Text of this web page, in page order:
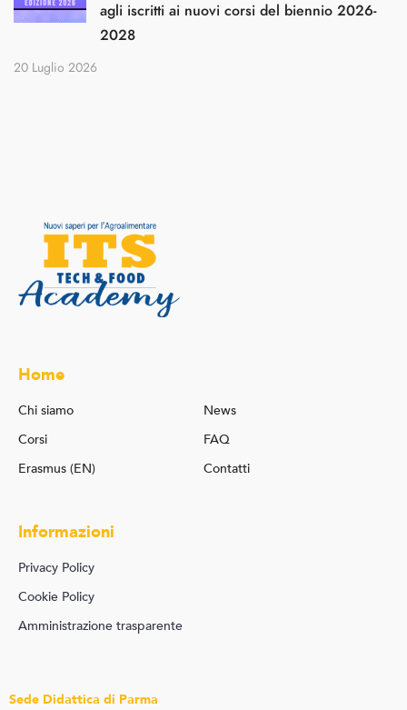
agli iscritti ai nuovi corsi del biennio 2026-
2028
20 Luglio 2026
Home
Chi siamo
Corsi
Erasmus (EN)
News
FAQ
Contatti
Informazioni
Privacy Policy
Cookie Policy
Amministrazione trasparente
Sede Didattica di Parma